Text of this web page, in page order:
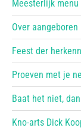
Meesterlijk
Over aangeboren
Feest der
Proeven met je
Baat het niet,
Kno-arts Dick